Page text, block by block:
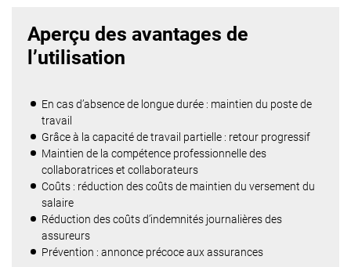
Aperçu des avantages de
l’utilisation
En cas d’absence de longue durée : maintien du poste de
travail
Grâce à la capacité de travail partielle : retour progressif
Maintien de la compétence professionnelle des
collaboratrices et collaborateurs
Coûts : réduction des coûts de maintien du versement du
salaire
Réduction des coûts d’indemnités journalières des
assureurs
Prévention : annonce précoce aux assurances